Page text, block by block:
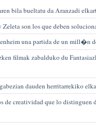
bila bueltatu da Aranzadi
son los que deben
una partida de un mill�n
filmak zabalduko du
dauden herritarrekiko
de creatividad que lo distinguen